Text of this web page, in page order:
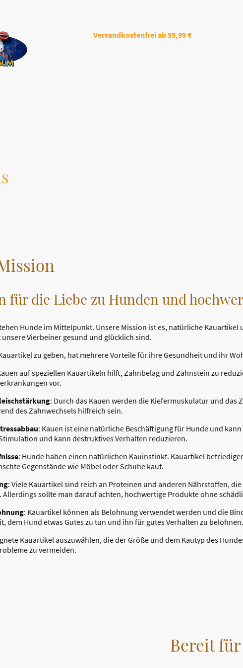
Versandkostenfreiab 59,99 €
für die Liebe zu Hunden und
Hunde im Mittelpunkt. Unsere Mission ist es, natürliche
Vierbeiner gesund und glücklich sind.
zu geben, hat mehrere Vorteile für ihre Gesundheit und ihr
auf speziellen Kauartikeln hilft, Zahnbelag und Zahnstein zu
vor.
: Durch das Kauen werden die Kiefermuskulatur und das
des Zahnwechsels hilfreich sein.
: Kauen ist eine natürliche Beschäftigung für Hunde und
und kann destruktives Verhalten reduzieren.
: Hunde haben einen natürlichen Kauinstinkt. Kauartikel
Gegenstände wie Möbel oder Schuhe kaut.
: Viele Kauartikel sind reich an Proteinen und anderen Nährstoffen,
sollte man darauf achten, hochwertige Produkte ohne
: Kauartikel können als Belohnung verwendet werden und die
dem Hund etwas Gutes zu tun und ihn für gutes Verhalten zu belohnen.
Kauartikel auszuwählen, die der Größe und dem Kautyp des
zu vermeiden.
Bereit